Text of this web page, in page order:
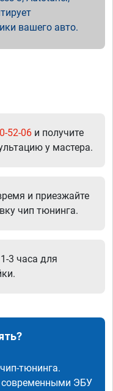
вашего авто.
52-06 и получите
у мастера.
и приезжайте
чип тюнинга.
3 часа для
тюнинга.
современными ЭБУ